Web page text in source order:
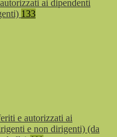
ai dipendenti
133
e autorizzati ai
e non dirigenti) (da